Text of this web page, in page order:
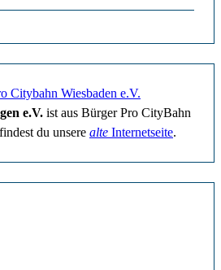
e.V. ist aus Bürger Pro CityBahn
du unsere alte Internetseite.